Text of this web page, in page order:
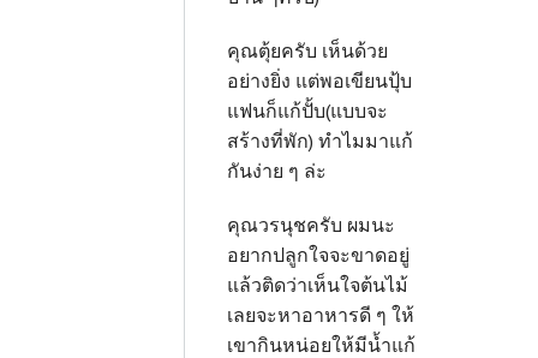
คุณตุ้ยครับ เห็นด้วย
อย่างยิ่ง แต่พอเขียนปุ้บ
แฟนก็แก้ปั้บ(แบบจะ
สร้างที่พัก) ทำไมมาแก้
กันง่าย ๆ ล่ะ
คุณวรนุชครับ ผมนะ
อยากปลูกใจจะขาดอยู่
แล้วติดว่าเห็นใจต้นไม้
เลยจะหาอาหารดี ๆ ให้
เขากินหน่อยให้มีน้ำแก้